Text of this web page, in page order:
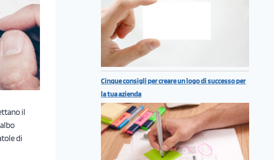
il
di
Cinque consigli per creare un logo di successo per
la tua azienda